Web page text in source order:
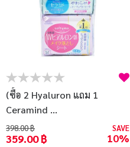
(ซื้อ 2 Hyaluron แถม 1
Ceramind ...
398.00 ฿
359.00 ฿
SAVE
10%